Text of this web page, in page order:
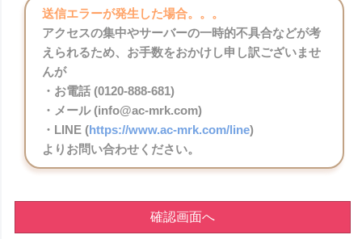
送信エラーが発生した場合。。。
アクセスの集中やサーバーの一時的不具合などが考
えられるため、お手数をおかけし申し訳ございませ
んが
・お電話 (0120-888-681)
・メール (info@ac-mrk.com)
・LINE (https://www.ac-mrk.com/line)
よりお問い合わせください。
確認画面へ